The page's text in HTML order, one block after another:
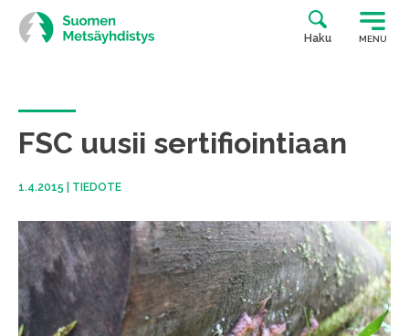
Siirry
suoraan
sisältöön
Haku MENU
FSC uusii sertifiointiaan
1.4.2015 TIEDOTE